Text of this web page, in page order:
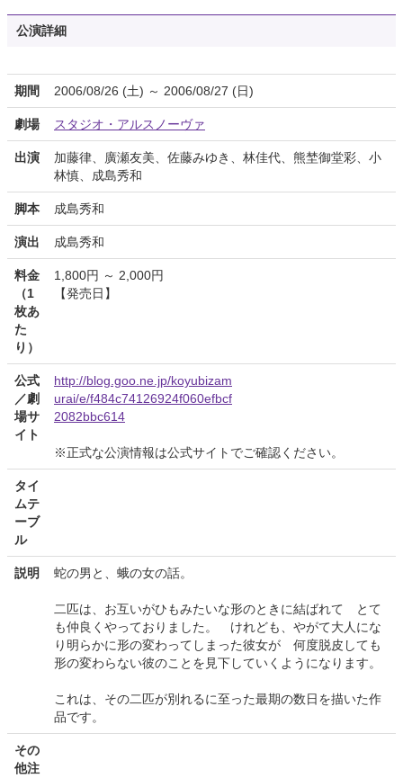
公演詳細
期間 2006/08/26 (土) ～ 2006/08/27 (日)
劇場 スタジオ・アルスノーヴァ
出演
加藤律、廣瀬友美、佐藤みゆき、林佳代、熊埜御堂彩、小
林慎、成島秀和
脚本 成島秀和
演出 成島秀和
料金
（1
枚あ
た
り）
1,800円 ～ 2,000円
【発売日】
公式
／劇
場サ
イト
http://blog.goo.ne.jp/koyubizam
urai/e/f484c74126924f060efbcf
2082bbc614
※正式な公演情報は公式サイトでご確認ください。
タイ
ムテ
ーブ
ル
説明 蛇の男と、蛾の女の話。
二匹は、お互いがひもみたいな形のときに結ばれて とて
も仲良くやっておりました。 けれども、やがて大人にな
り明らかに形の変わってしまった彼女が 何度脱皮しても
形の変わらない彼のことを見下していくようになります。
これは、その二匹が別れるに至った最期の数日を描いた作
品です。
その
他注